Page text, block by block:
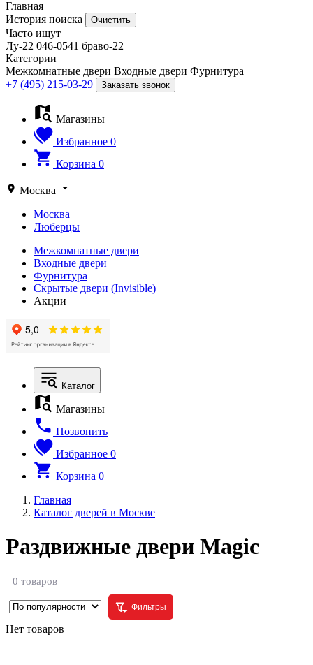
Главная
История поиска
Очистить
Часто ищут
Лу-22 046-0541 браво-22
Категории
Межкомнатные двери Входные двери Фурнитура
+7 (495) 215-03-29
Заказать звонок
Магазины
Избранное 0
Корзина 0
Москва
Москва
Люберцы
Межкомнатные двери
Входные двери
Фурнитура
Скрытые двери (Invisible)
Акции
Каталог
Магазины
Позвонить
Избранное 0
Корзина 0
Главная
Каталог дверей в Москве
Раздвижные двери Magic
0 товаров
Фильтры
Нет товаров